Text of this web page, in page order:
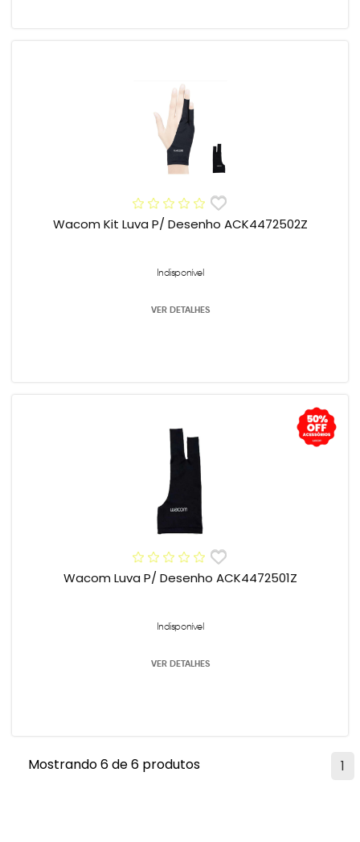
Wacom Kit Luva P/ Desenho ACK4472502Z
Indisponível
VER DETALHES
Wacom Luva P/ Desenho ACK4472501Z
Indisponível
VER DETALHES
1
Mostrando 6 de 6 produtos